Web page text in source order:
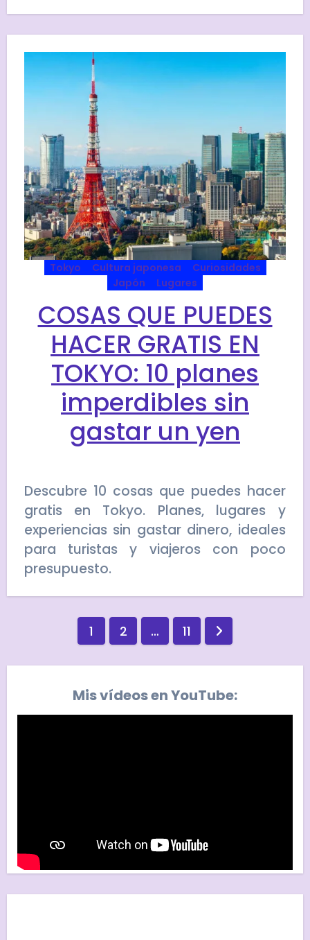
Tokyo Cultura japonesa
Curiosidades
Japón
Lugares
COSAS QUE PUEDES
HACER GRATIS EN
TOKYO: 10 planes
imperdibles sin
gastar un yen
Descubre 10 cosas que puedes hacer
gratis en Tokyo. Planes, lugares y
experiencias sin gastar dinero, ideales
para turistas y viajeros con poco
presupuesto.
Paginación1 2 … 11
Mis vídeos en YouTube: